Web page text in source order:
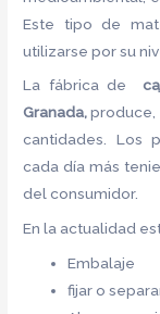
Este tipo de
utilizarse por su
La fábrica de
Granada,produce,
cantidades. Los
cada día más
del consumidor.
En la actualidad
Embalaje
fijar o